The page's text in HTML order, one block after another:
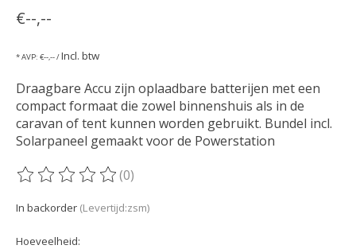
€--,--
* AVP: €--,-- /Incl. btw
Draagbare Accu zijn oplaadbare batterijen met een
compact formaat die zowel binnenshuis als in de
caravan of tent kunnen worden gebruikt. Bundel incl.
Solarpaneel gemaakt voor de Powerstation
De beoordeling van dit product is
(0)
In backorder (Levertijd:zsm)
Hoeveelheid: